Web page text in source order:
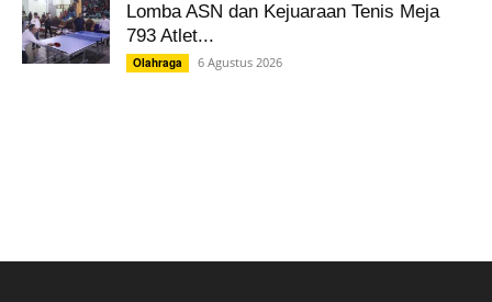
Lomba ASN dan Kejuaraan Tenis Meja
793 Atlet...
Olahraga 6 Agustus 2026